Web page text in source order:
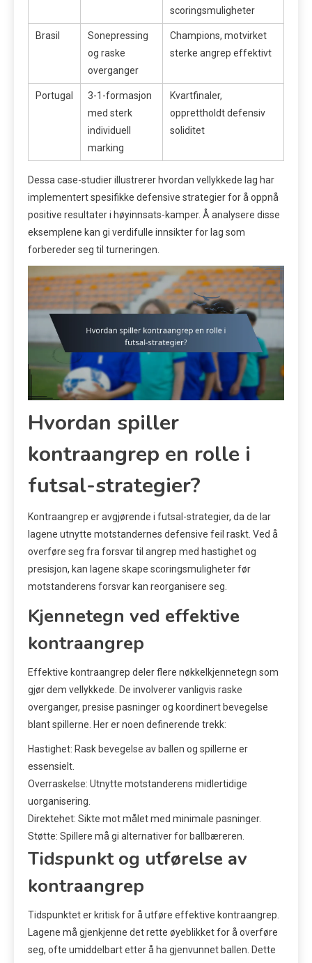
scoringsmuligheter
Brasil
Sonepressing
og raske
overganger
Champions, motvirket
sterke angrep effektivt
Portugal
3-1-formasjon
med sterk
individuell
marking
Kvartfinaler,
opprettholdt defensiv
soliditet
Dessa case-studier illustrerer hvordan vellykkede lag har
implementert spesifikke defensive strategier for å oppnå
positive resultater i høyinnsats-kamper. Å analysere disse
eksemplene kan gi verdifulle innsikter for lag som
forbereder seg til turneringen.
Hvordan spiller
kontraangrep en rolle i
futsal-strategier?
Kontraangrep er avgjørende i futsal-strategier, da de lar
lagene utnytte motstandernes defensive feil raskt. Ved å
overføre seg fra forsvar til angrep med hastighet og
presisjon, kan lagene skape scoringsmuligheter før
motstanderens forsvar kan reorganisere seg.
Kjennetegn ved effektive
kontraangrep
Effektive kontraangrep deler flere nøkkelkjennetegn som
gjør dem vellykkede. De involverer vanligvis raske
overganger, presise pasninger og koordinert bevegelse
blant spillerne. Her er noen definerende trekk:
Hastighet: Rask bevegelse av ballen og spillerne er
essensielt.
Overraskelse: Utnytte motstanderens midlertidige
uorganisering.
Direktehet: Sikte mot målet med minimale pasninger.
Støtte: Spillere må gi alternativer for ballbæreren.
Tidspunkt og utførelse av
kontraangrep
Tidspunktet er kritisk for å utføre effektive kontraangrep.
Lagene må gjenkjenne det rette øyeblikket for å overføre
seg, ofte umiddelbart etter å ha gjenvunnet ballen. Dette